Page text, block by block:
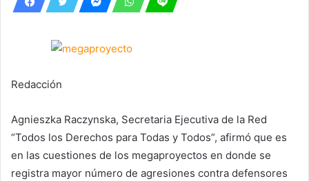
Redacción
Agnieszka Raczynska, Secretaria Ejecutiva de la Red
“Todos los Derechos para Todas y Todos”, afirmó que es
en las cuestiones de los megaproyectos en donde se
registra mayor número de agresiones contra defensores